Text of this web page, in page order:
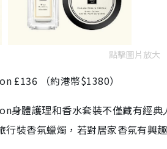
點擊圖片放大
£136 （約港幣$1380）
身體護理和香水套裝不僅藏有經
行裝香氛蠟燭，若對居家香氛有興